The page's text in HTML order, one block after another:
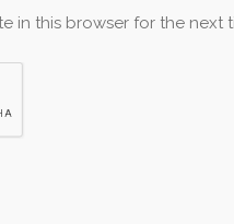
in this browser for the next